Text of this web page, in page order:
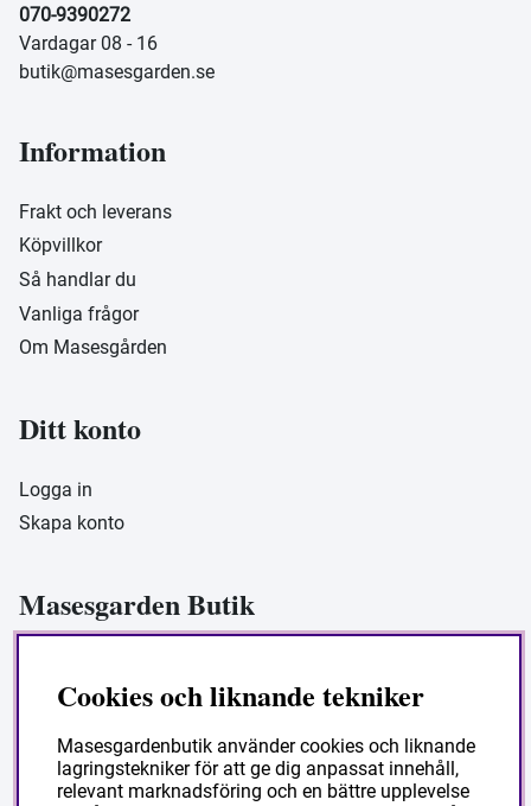
070-9390272
Vardagar 08 - 16
butik@masesgarden.se
Information
Frakt och leverans
Köpvillkor
Så handlar du
Vanliga frågor
Om Masesgården
Ditt konto
Logga in
Skapa konto
Masesgarden Butik
Siljansnäsvägen 211 Grytnäs
Org:556178-9297
Cookies och liknande tekniker
Masesgardenbutik använder cookies och liknande
lagringstekniker för att ge dig anpassat innehåll,
relevant marknadsföring och en bättre upplevelse